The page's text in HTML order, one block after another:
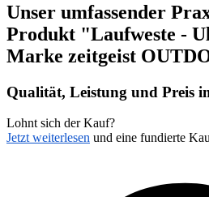
Unser umfassender
Produkt "Laufweste -
Marke zeitgeist
Qualität, Leistung und Preis
Lohnt sich der Kauf?
Jetzt weiterlesen und eine fundierte